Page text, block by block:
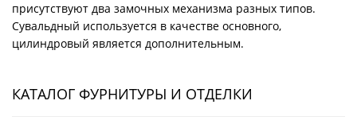
присутствуют два замочных механизма разных типов.
Сувальдный используется в качестве основного,
цилиндровый является дополнительным.
КАТАЛОГ ФУРНИТУРЫ И ОТДЕЛКИ